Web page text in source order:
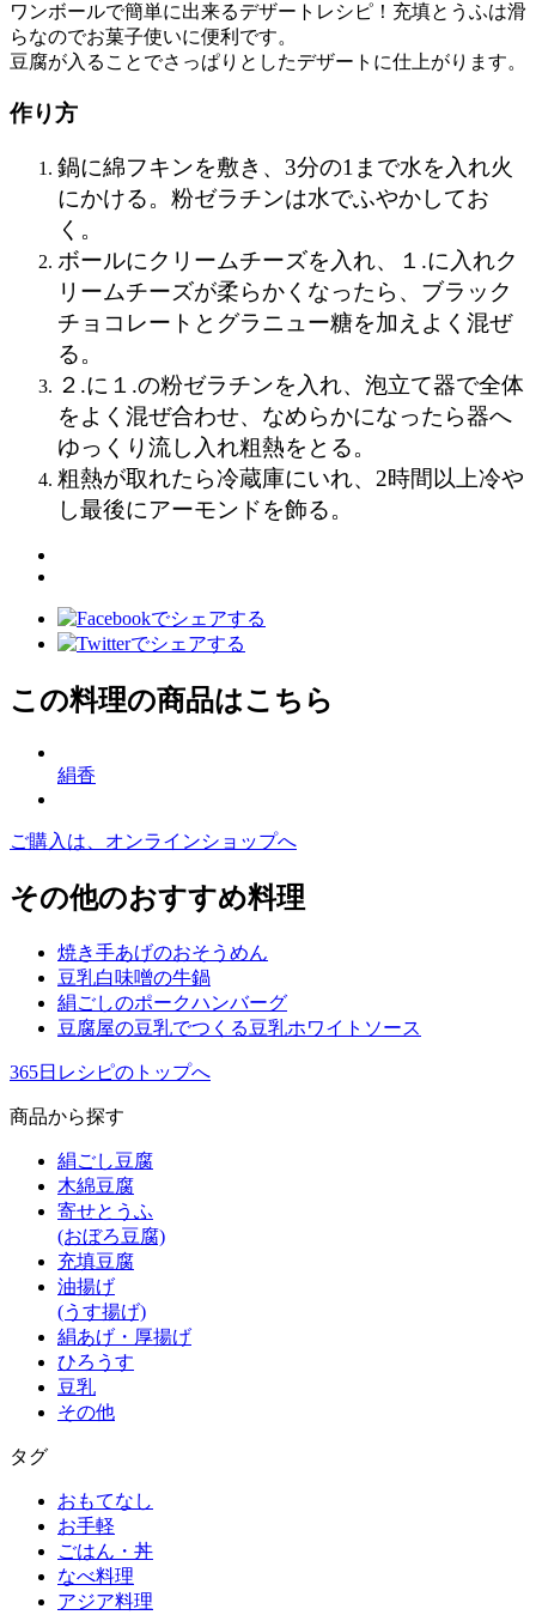
ワンボールで簡単に出来るデザートレシピ！充填とうふは滑
らなのでお菓子使いに便利です。
豆腐が入ることでさっぱりとしたデザートに仕上がります。
作り方
鍋に綿フキンを敷き、3分の1まで水を入れ火
にかける。粉ゼラチンは水でふやかしてお
く。
ボールにクリームチーズを入れ、１.に入れク
リームチーズが柔らかくなったら、ブラック
チョコレートとグラニュー糖を加えよく混ぜ
る。
２.に１.の粉ゼラチンを入れ、泡立て器で全体
をよく混ぜ合わせ、なめらかになったら器へ
ゆっくり流し入れ粗熱をとる。
粗熱が取れたら冷蔵庫にいれ、 2時間以上冷や
し最後にアーモンドを飾る。
この料理の商品はこちら
絹香
ご購入は、オンラインショップへ
その他のおすすめ料理
焼き手あげのおそうめん
豆乳白味噌の牛鍋
絹ごしのポークハンバーグ
豆腐屋の豆乳でつくる豆乳ホワイトソース
365日レシピのトップへ
商品から探す
絹ごし豆腐
木綿豆腐
寄せとうふ
(おぼろ豆腐)
充填豆腐
油揚げ
(うす揚げ)
絹あげ・厚揚げ
ひろうす
豆乳
その他
タグ
おもてなし
お手軽
ごはん・丼
なべ料理
アジア料理